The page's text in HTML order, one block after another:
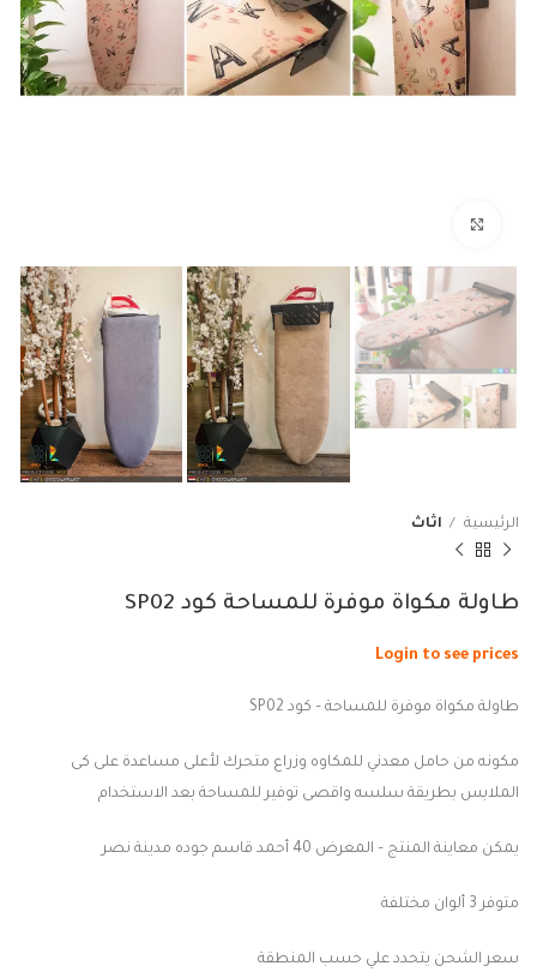
الرئيسية اثاث
طاولة مكواة موفرة للمساحة كود SP02
Login to see prices
طاولة مكواة موفرة للمساحة – كود SP02
مكونه من حامل معدني للمكاوه وزراع متحرك لأعلى مساعدة على كى
الملابس بطريقة سلسه واقصى توفير للمساحة بعد الاستخدام
يمكن معاينة المنتج – المعرض 40 أحمد قاسم جوده مدينة نصر
متوفر 3 ألوان مختلفة
سعر الشحن يتحدد علي حسب المنطقة